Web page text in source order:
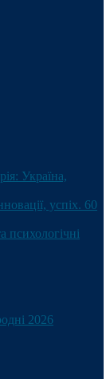
Україна,
успіх. 60
психологічні
2026